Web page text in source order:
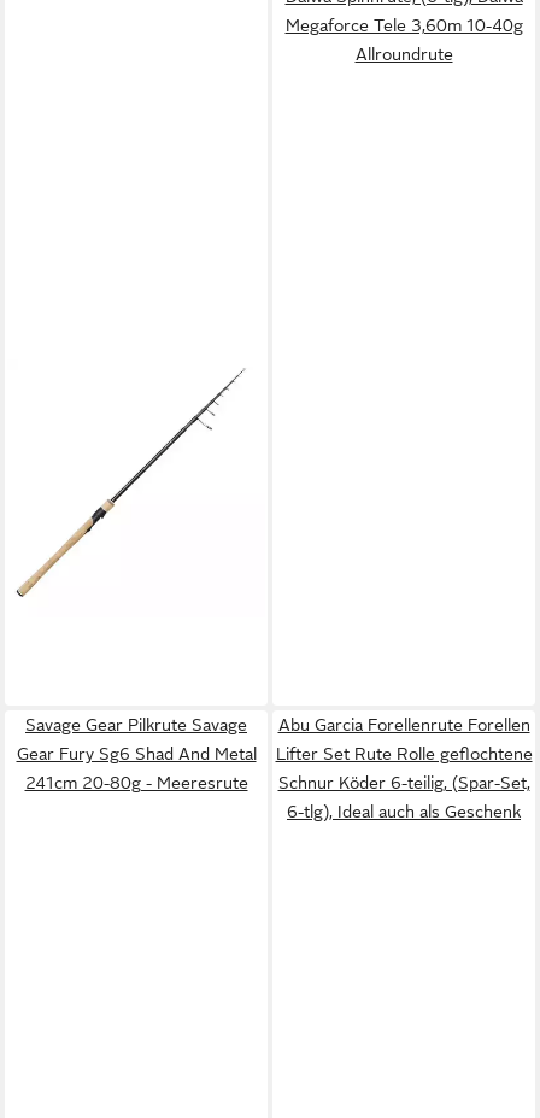
Spinnrute, (10-tlg), Westin
W2 Tele Spin 2,40m M 7-30g
10Sec Tele-Spinnrute
lieferbar - in 3-4 Werktagen bei dir
Megaforce Tele 3,60m 10-40g
Allroundrute
Savage Gear Pilkrute Savage
Gear Fury Sg6 Shad And Metal
241cm 20-80g - Meeresrute
Abu Garcia Forellenrute Forellen
Lifter Set Rute Rolle geflochtene
Schnur Köder 6-teilig, (Spar-Set,
6-tlg), Ideal auch als Geschenk